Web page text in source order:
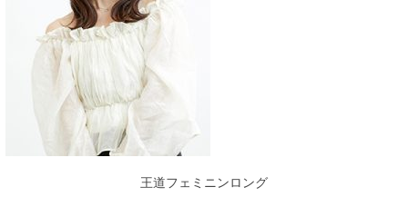
王道フェミニンロング